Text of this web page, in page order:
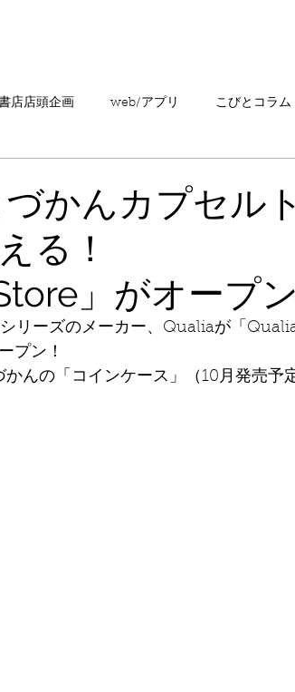
店店頭企画 web/アプリ こびとコラム
るぎ
づかんカプセル
る！
」がオープン
リーズのメーカー、Qualiaが「
プン！
んの「コインケース」（10月発売予